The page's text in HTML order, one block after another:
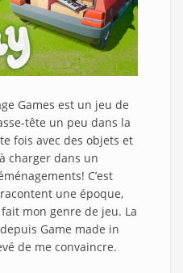
Games est un jeu de
tête un peu dans la
fois avec des objets et
charger dans un
C’est
une époque,
mon genre de jeu. La
Game made in
de me convaincre.